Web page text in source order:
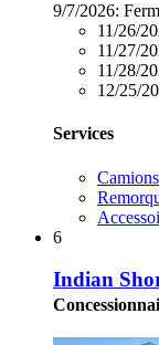
9/7/2026:
11/26/
11/27/
11/28/
12/25/
Services
6
Indian